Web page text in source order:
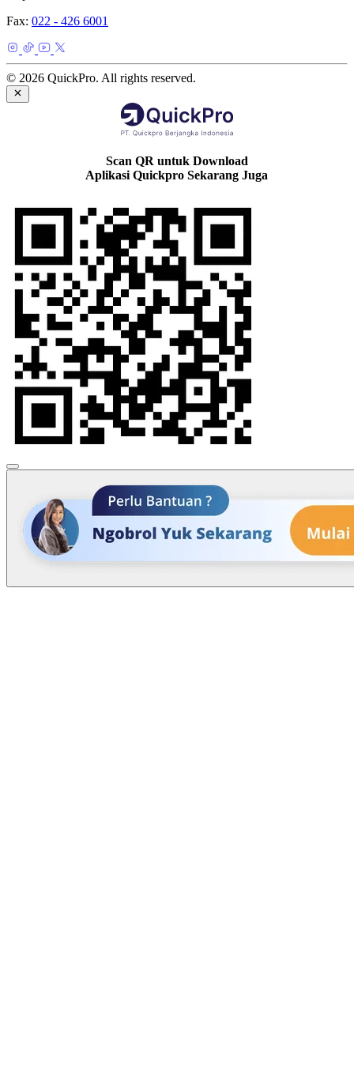
Fax: 022 - 426 6001
© 2026 QuickPro. All rights reserved.
Scan QR untuk Download
Aplikasi Quickpro Sekarang Juga